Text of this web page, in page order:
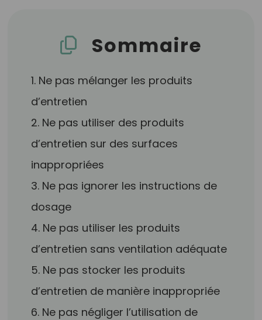
Sommaire
1. Ne pas mélanger les produits
d’entretien
2. Ne pas utiliser des produits
d’entretien sur des surfaces
inappropriées
3. Ne pas ignorer les instructions de
dosage
4. Ne pas utiliser les produits
d’entretien sans ventilation adéquate
5. Ne pas stocker les produits
d’entretien de manière inappropriée
6. Ne pas négliger l’utilisation de